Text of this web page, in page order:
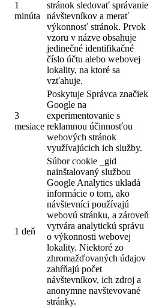
1
minúta
stránok sledovať správanie
návštevníkov a merať
výkonnosť stránok. Prvok
vzoru v názve obsahuje
jedinečné identifikačné
číslo účtu alebo webovej
lokality, na ktoré sa
vzťahuje.
3
mesiace
Poskytuje Správca značiek
Google na
experimentovanie s
reklamnou účinnosťou
webových stránok
využívajúcich ich služby.
1 deň
Súbor cookie _gid
nainštalovaný službou
Google Analytics ukladá
informácie o tom, ako
návštevníci používajú
webovú stránku, a zároveň
vytvára analytickú správu
o výkonnosti webovej
lokality. Niektoré zo
zhromažďovaných údajov
zahŕňajú počet
návštevníkov, ich zdroj a
anonymne navštevované
stránky.